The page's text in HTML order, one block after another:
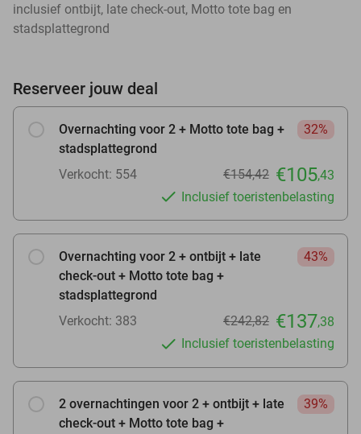
inclusief ontbijt, late check-out, Motto tote bag en
stadsplattegrond
Reserveer jouw deal
Overnachting voor 2 + Motto tote bag +
stadsplattegrond
32%
Verkocht: 554 €154,42 €105,43
Inclusief toeristenbelasting
Overnachting voor 2 + ontbijt + late
check-out + Motto tote bag +
stadsplattegrond
43%
Verkocht: 383 €242,82 €137,38
Inclusief toeristenbelasting
2 overnachtingen voor 2 + ontbijt + late
check-out + Motto tote bag +
39%